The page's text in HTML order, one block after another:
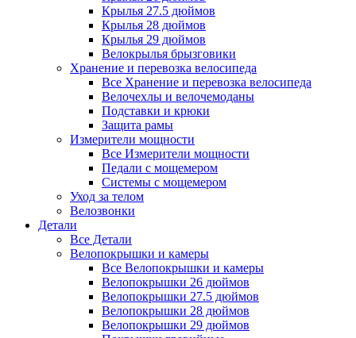
Крылья 27.5 дюймов
Крылья 28 дюймов
Крылья 29 дюймов
Велокрылья брызговики
Хранение и перевозка велосипеда
Все Хранение и перевозка велосипеда
Велочехлы и велочемоданы
Подставки и крюки
Защита рамы
Измерители мощности
Все Измерители мощности
Педали с мощемером
Системы с мощемером
Уход за телом
Велозвонки
Детали
Все Детали
Велопокрышки и камеры
Все Велопокрышки и камеры
Велопокрышки 26 дюймов
Велопокрышки 27.5 дюймов
Велопокрышки 28 дюймов
Велопокрышки 29 дюймов